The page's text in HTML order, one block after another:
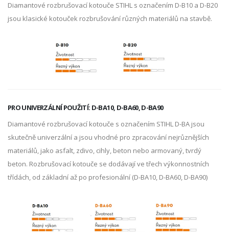
Diamantové rozbrušovací kotouče STIHL s označením D-B10 a D-B20
jsou klasické kotouček rozbrušování různých materiálů na stavbě.
PRO UNIVERZÁLNÍ POUŽITÍ: D-BA10, D-BA60, D-BA90
Diamantové rozbrušovací kotouče s označením STIHL D-BA jsou
skutečně univerzální a jsou vhodné pro zpracování nejrůznějších
materiálů, jako asfalt, zdivo, cihly, beton nebo armovaný, tvrdý
beton. Rozbrušovací kotouče se dodávají ve třech výkonnostních
třídách, od základní až po profesionální (D-BA10, D-BA60, D-BA90)